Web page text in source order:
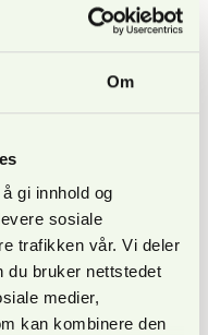
Om
gi innhold og
sosiale
trafikken vår. Vi deler
du bruker nettstedet
medier,
kan kombinere den
i år noe senere
risikoen for at
vi tar forbehold om
Som vanlig vil det
og vi
Påmelding kan skje
på tlf. 48 17